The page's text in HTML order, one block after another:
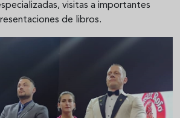
visitas a importantes
de libros.